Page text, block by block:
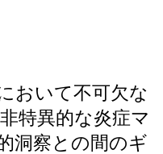
おいて不可欠な
特異的な炎症マ
洞察との間のギ